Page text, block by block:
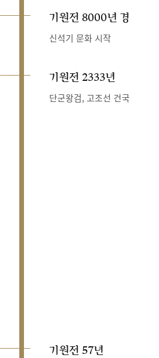
기원전 8000년 경
신석기 문화 시작
기원전 2333년
단군왕검, 고조선 건국
기원전 57년